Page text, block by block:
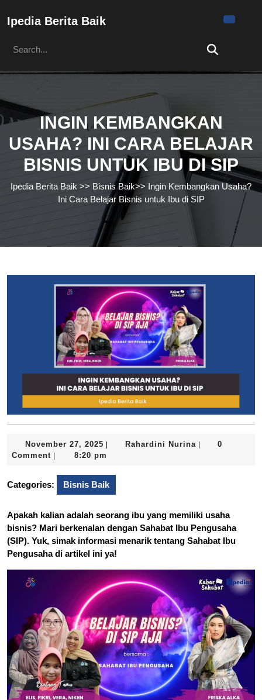
Ipedia Berita Baik
for:
INGIN KEMBANGKAN
USAHA? INI CARA BELAJAR
BISNIS UNTUK IBU DI SIP
Ipedia Berita Baik >> Bisnis Baik>> Ingin Kembangkan Usaha?
Ini Cara Belajar Bisnis untuk Ibu di SIP
November 27, 2025 November
27,
| Rahardini Nurina Rahardini
|
0
Comment | 8:20 pm
Categories: Bisnis Baik
Apakah kalian adalah seorang ibu yang memiliki usaha
bisnis? Mari berkenalan dengan Sahabat Ibu Pengusaha
(SIP). Yuk, simak informasi menarik tentang Sahabat Ibu
Pengusaha di artikel ini ya!